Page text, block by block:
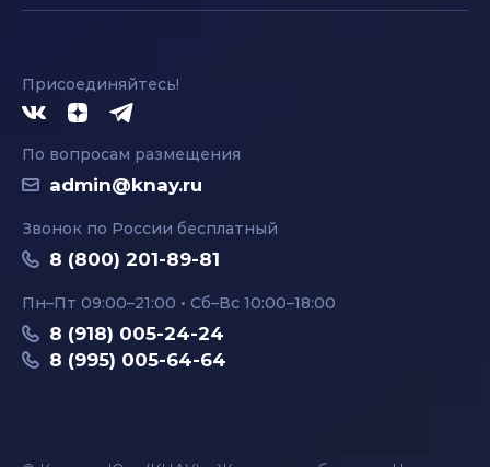
Присоединяйтесь!
По вопросам размещения
admin@knay.ru
Звонок по России бесплатный
8 (800) 201-89-81
Пн–Пт 09:00–21:00 • Сб–Вс 10:00–18:00
8 (918) 005-24-24
8 (995) 005-64-64